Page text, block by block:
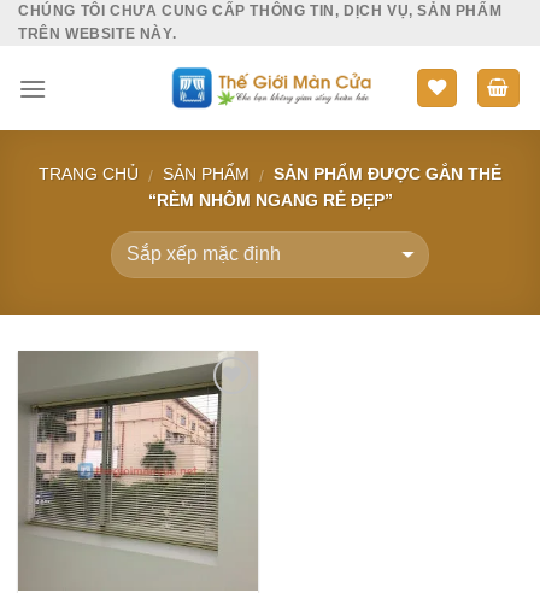
SkipCHÚNG TÔI CHƯA CUNG CẤP THÔNG TIN, DỊCH VỤ, SẢN PHẨM
TRÊN WEBSITE NÀY.
TRANG CHỦ / SẢN PHẨM / SẢN PHẨM ĐƯỢC GẮN THẺ
“RÈM NHÔM NGANG RẺ ĐẸP”
Add to
Wishlist